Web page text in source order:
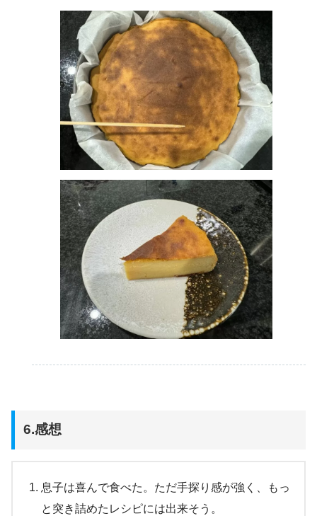
6.感想
息子は喜んで食べた。ただ手探り感が強く、もっ
と突き詰めたレシピには出来そう。